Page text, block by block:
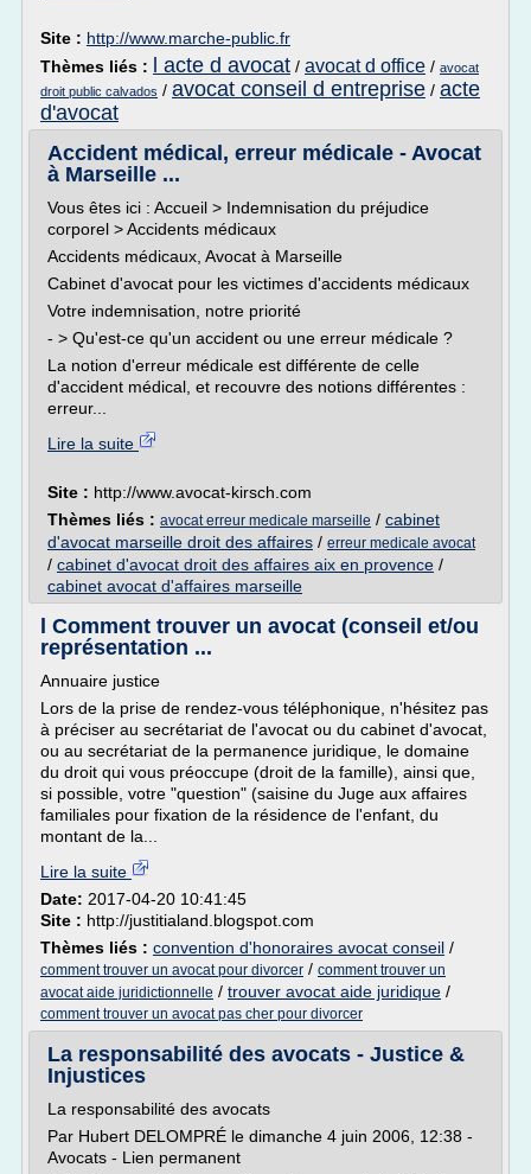
Site : http://www.marche-public.fr
Thèmes liés :
l acte d avocat / avocat d office / avocat
droit public calvados / avocat conseil d entreprise / acte
d'avocat
Accident médical, erreur médicale - Avocat
à Marseille ...
Vous êtes ici : Accueil > Indemnisation du préjudice
corporel > Accidents médicaux
Accidents médicaux, Avocat à Marseille
Cabinet d'avocat pour les victimes d'accidents médicaux
Votre indemnisation, notre priorité
- > Qu'est-ce qu'un accident ou une erreur médicale ?
La notion d'erreur médicale est différente de celle
d'accident médical, et recouvre des notions différentes :
erreur...
Lire la suite
Site : http://www.avocat-kirsch.com
Thèmes liés : avocat erreur medicale marseille / cabinet
d'avocat marseille droit des affaires / erreur medicale avocat
/ cabinet d'avocat droit des affaires aix en provence /
cabinet avocat d'affaires marseille
l Comment trouver un avocat (conseil et/ou
représentation ...
Annuaire justice
Lors de la prise de rendez-vous téléphonique, n'hésitez pas
à préciser au secrétariat de l'avocat ou du cabinet d'avocat,
ou au secrétariat de la permanence juridique, le domaine
du droit qui vous préoccupe (droit de la famille), ainsi que,
si possible, votre "question" (saisine du Juge aux affaires
familiales pour fixation de la résidence de l'enfant, du
montant de la...
Lire la suite
Date: 2017-04-20 10:41:45
Site : http://justitialand.blogspot.com
Thèmes liés : convention d'honoraires avocat conseil /
comment trouver un avocat pour divorcer / comment trouver un
avocat aide juridictionnelle / trouver avocat aide juridique /
comment trouver un avocat pas cher pour divorcer
La responsabilité des avocats - Justice &
Injustices
La responsabilité des avocats
Par Hubert DELOMPRÉ le dimanche 4 juin 2006, 12:38 -
Avocats - Lien permanent